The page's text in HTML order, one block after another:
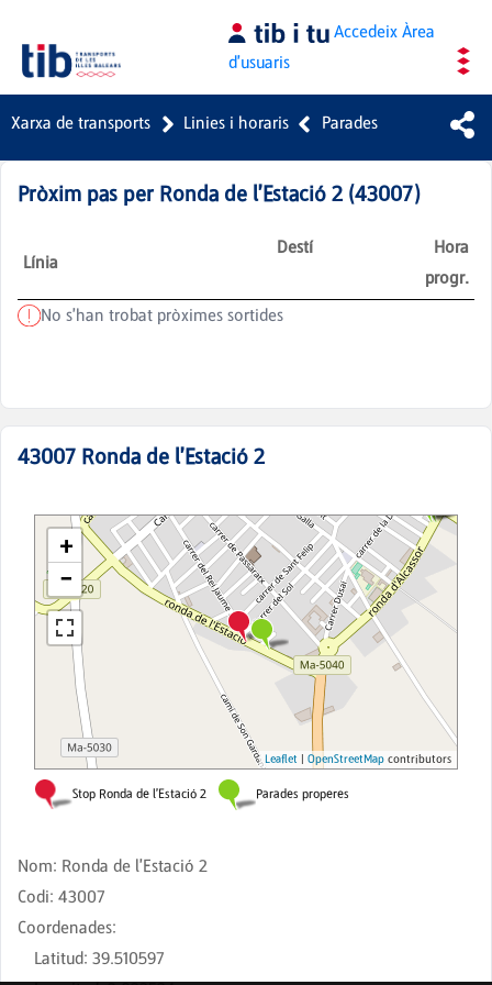
AccedeixÀrea
d'usuaris
Xarxa de transports Linies i horaris Parades
Pròxim pas per Ronda de l'Estació 2 (43007)
Línia
Destí
Hora
progr.
No s'han trobat pròximes sortides
43007 Ronda de l'Estació 2
Nom: Ronda de l'Estació 2
Codi: 43007
Coordenades:
Latitud: 39.510597